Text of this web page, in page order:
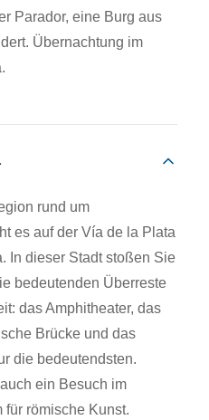
Parador, eine Burg aus
Übernachtung im
rund um
es auf der Vía de la Plata
In dieser Stadt stoßen Sie
bedeutenden Überreste
das Amphitheater, das
Brücke und das
die bedeutendsten.
ein Besuch im
für römische Kunst.